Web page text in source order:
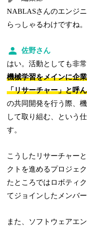
NABLASさんのエンジ
らっしゃるわけですね。
佐野さん
はい。活動としても非
機械学習をメインに企
「リサーチャー」と呼
の共同開発を行う際、
して取り組む、という
す。
こうしたリサーチャー
クトを進めるプロジェ
たところではロボティ
てジョインしたメンバー
また、ソフトウェアエ